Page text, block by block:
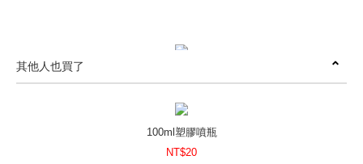
USD2.49)
其他人也買了
100ml塑膠噴瓶
NT$20